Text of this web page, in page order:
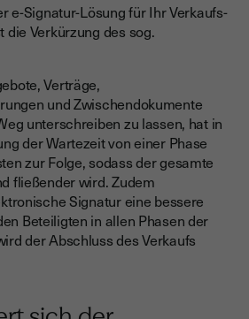
e-Signatur-Lösung für Ihr Verkaufs-
die Verkürzung des sog.
Verträge,
und Zwischendokumente
unterschreiben zu lassen, hat in
der Wartezeit von einer Phase
zur Folge, sodass der gesamte
fließender wird. Zudem
Signatur eine bessere
Beteiligten in allen Phasen der
der Abschluss des Verkaufs